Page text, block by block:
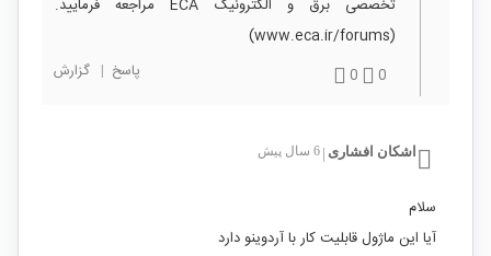
تخصصی برق و الکترونیک ECA مراجعه فرمایید.
(www.eca.ir/forums)
0
0 پاسخ | گزارش
اشکان افشاری 6 سال پیش
سلام
آیا این ماژول قابلیت کار با آردوینو دارد